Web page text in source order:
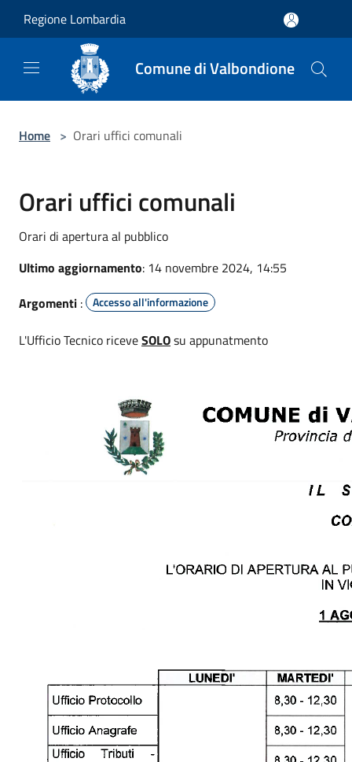
Regione Lombardia
Comune di Valbondione
Home > Orari uffici comunali
Orari uffici comunali
Orari di apertura al pubblico
Ultimo aggiornamento: 14 novembre 2024, 14:55
Argomenti : Accesso all'informazione
L'Ufficio Tecnico riceveSOLOsu appunatmento